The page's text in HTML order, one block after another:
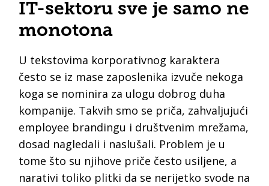
IT-sektoru sve je samo ne
monotona
U tekstovima korporativnog karaktera
često se iz mase zaposlenika izvuče nekoga
koga se nominira za ulogu dobrog duha
kompanije. Takvih smo se priča, zahvaljujući
employee brandingu i društvenim mrežama,
dosad nagledali i naslušali. Problem je u
tome što su njihove priče često usiljene, a
narativi toliko plitki da se nerijetko svode na